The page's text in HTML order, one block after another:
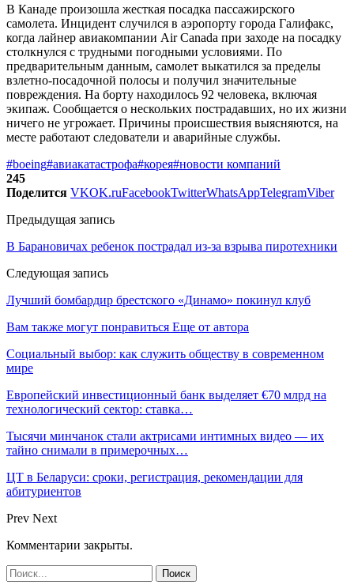
В Канаде произошла жесткая посадка пассажирского
самолета. Инцидент случился в аэропорту города Галифакс,
когда лайнер авиакомпании Air Canada при заходе на посадку
столкнулся с трудными погодными условиями. По
предварительным данным, самолет выкатился за пределы
взлетно-посадочной полосы и получил значительные
повреждения. На борту находилось 92 человека, включая
экипаж. Сообщается о нескольких пострадавших, но их жизни
ничего не угрожает. Причины происшествия выясняются, на
месте работают следователи и аварийные службы.
#boeing#авиакатастрофа#корея#новости компаний
245
Поделится VKOK.ruFacebookTwitterWhatsAppTelegramViber
Предыдущая запись
В Барановичах ребенок пострадал из-за взрыва пиротехники
Следующая запись
Лучший бомбардир брестского «Динамо» покинул клуб
Вам также могут понравиться Еще от автора
Социальный выбор: как служить обществу в современном
мире
Европейский инвестиционный банк выделяет €70 млрд на
технологический сектор: ставка…
Тысячи минчанок стали актрисами интимных видео — их
тайно снимали в примерочных…
ЦТ в Беларуси: сроки, регистрация, рекомендации для
абитуриентов
Prev Next
Комментарии закрыты.